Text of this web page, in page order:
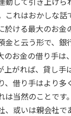
これはおかしな話
於ける最大のお金
金と云う形で、銀
のお金の借り手は
上がれば、貸し手
、借り手はより多
は当然のことです
、或いは親会社で